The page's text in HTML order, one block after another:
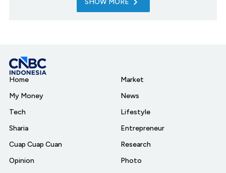
SHOW MORE
Home
My Money
Tech
Sharia
Cuap Cuap Cuan
Opinion
Market
News
Lifestyle
Entrepreneur
Research
Photo